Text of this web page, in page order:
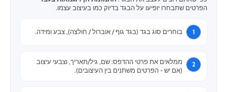
הפרטים שתבחרו יופיעו על הבגד בדיוק כמו בעיצוב עצמו.
בוחרים סוג בגד (בגד גוף / אוברול / חולצה), צבע ומידה.
ממלאים את פרטי ההדפס: שם, גיל/תאריך, וצבעי עיצוב
(אם יש - הפרטים משתנים בין העיצובים).